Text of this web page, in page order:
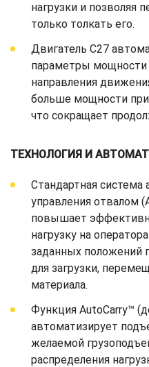
нагрузки и позволяя
только толкать его.
Двигатель C27
параметры мощности
направления
больше мощности
что сокращает
ТЕХНОЛОГИЯ И
Стандартная система
управления отвалом
повышает
нагрузку на
заданных положений
для загрузки,
материала.
Функция AutoCarry™
автоматизирует
желаемой
распределения